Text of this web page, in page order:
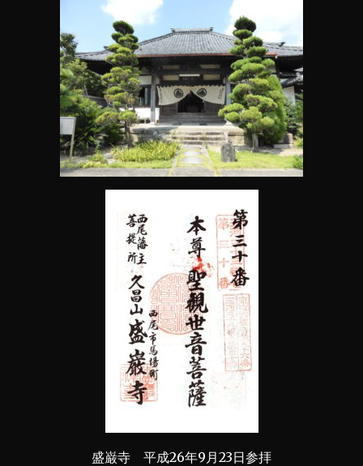
盛巌寺 平成26年9月23日参拝